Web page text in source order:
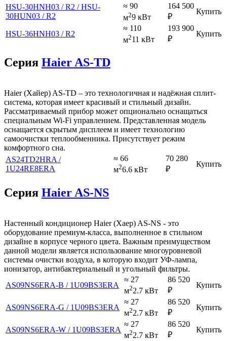
HSU-30HNH03 / R2 / HSU-
30HUN03 / R2
≈ 90
м29 кВт
164 500
₽
Купить
HSU-36HNH03 / R2
≈ 110
м211 кВт
193 900
₽
Купить
Серия Haier AS-TD
Haier (Хайер) AS-TD – это технологичная и надёжная сплит-
система, которая имеет красивый и стильный дизайн.
Рассматриваемый прибор может опционально оснащаться
специальным Wi-Fi управлением. Представленная модель
оснащается скрытым дисплеем и имеет технологию
самоочистки теплообменника. Присутствует режим
комфортного сна.
AS24TD2HRA /
1U24RE8ERA
≈ 66
м26.6 кВт
70 280
₽
Купить
Серия Haier AS-NS
Настенный кондиционер Haier (Хаер) AS-NS - это
оборудование премиум-класса, выполненное в стильном
дизайне в корпусе черного цвета. Важным преимуществом
данной модели является использование многоуровневой
системы очистки воздуха, в которую входит УФ-лампа,
ионизатор, антибактериальный и угольный фильтры.
AS09NS6ERA-B / 1U09BS3ERA
≈ 27
м22.7 кВт
86 520
₽
Купить
AS09NS6ERA-G / 1U09BS3ERA
≈ 27
м22.7 кВт
86 520
₽
Купить
AS09NS6ERA-W / 1U09BS3ERA
≈ 27
м22.7 кВт
86 520
₽
Купить